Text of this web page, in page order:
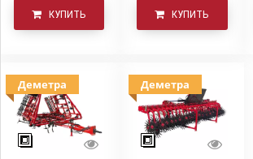
КУПИТЬ КУПИТЬ
Деметра Деметра